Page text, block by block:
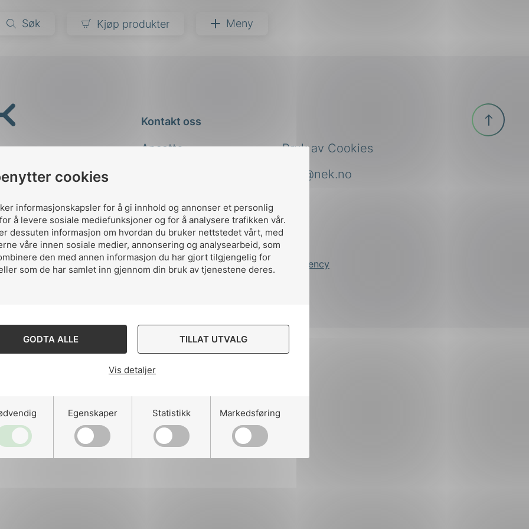
cookies
informasjonskapsler for å gi innhold og annonser et personlig
å levere sosiale mediefunksjoner og for å analysere trafikken vår.
dessuten informasjon om hvordan du bruker nettstedet vårt, med
våre innen sosiale medier, annonsering og analysearbeid, som
den med annen informasjon du har gjort tilgjengelig for
som de har samlet inn gjennom din bruk av tjenestene deres.
GODTA ALLE TILLAT UTVALG
Vis detaljer
Egenskaper Statistikk Markedsføring
Søk Kjøp produkter Meny
Kontakt oss
Ansatte
nek@nek.no
Bruk av Cookies
Designed and developed by Stem Agency
Til
toppen